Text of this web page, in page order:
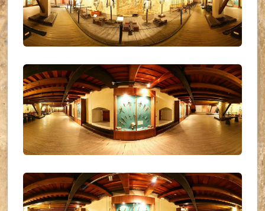
UKR_(09)
UKR_(10)